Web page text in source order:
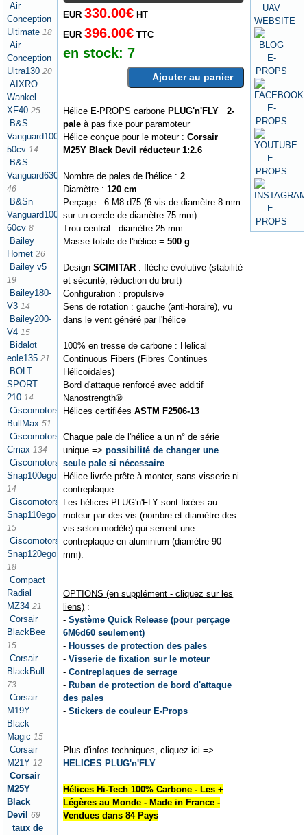
Air
Conception
Ultimate 18
Air
Conception
Ultra130 20
AIXRO
Wankel
XF40 25
B&S
Vanguard1000
50cv 14
B&S
Vanguard630
46
B&Sn
Vanguard1000
60cv 8
Bailey
Hornet 26
Bailey v5
19
Bailey180-
V3 14
Bailey200-
V4 15
Bidalot
eole135 21
BOLT
SPORT
210 14
Ciscomotors
BullMax 51
Ciscomotors
Cmax 134
Ciscomotors
Snap100ego
14
Ciscomotors
Snap110ego
15
Ciscomotors
Snap120ego
18
Compact
Radial
MZ34 21
Corsair
BlackBee
15
Corsair
BlackBull
73
Corsair
M19Y
Black
Magic 15
Corsair
M21Y 12
Corsair
M25Y
Black
Devil
69
taux de
EUR330.00€ HT
EUR396.00€ TTC
en stock:7
Ajouter au panier
Hélice E-PROPS carbone PLUG'n'FLY 2-
pale à pas fixe pour paramoteur
Hélice conçue pour le moteur :Corsair
M25Y Black Devil réducteur 1:2.6
Nombre de pales de l'hélice :2
Diamètre :120 cm
Perçage : 6 M8 d75 (6 vis de diamètre 8 mm
sur un cercle de diamètre 75 mm)
Trou central : diamètre 25 mm
Masse totale de l'hélice =500 g
DesignSCIMITAR : flèche évolutive (stabilité
et sécurité, réduction du bruit)
Configuration : propulsive
Sens de rotation : gauche (anti-horaire), vu
dans le vent généré par l'hélice
100% en tresse de carbone : Helical
Continuous Fibers (Fibres Continues
Hélicoïdales)
Bord d'attaque renforcé avec additif
Nanostrength®
Hélices certifiéesASTM F2506-13
Chaque pale de l'hélice a un n° de série
unique =>possibilité de changer une
seule pale si nécessaire
Hélice livrée prête à monter, sans visserie ni
contreplaque.
Les hélices PLUG'n'FLY sont fixées au
moteur par des vis (nombre et diamètre des
vis selon modèle) qui serrent une
contreplaque en aluminium (diamètre 90
mm).
OPTIONS (en supplément - cliquez sur les
liens) :
-Système Quick Release (pour perçage
6M6d60 seulement)
- Housses de protection des pales
-Visserie de fixation sur le moteur
-Contreplaques de serrage
- Ruban de protection de bord d'attaque
des pales
-Stickers de couleur E-Props
Plus d'infos techniques, cliquez ici =>
HELICES PLUG'n'FLY
Hélices Hi-Tech 100% Carbone - Les +
Légères au Monde - Made in France -
Vendues dans 84 Pays